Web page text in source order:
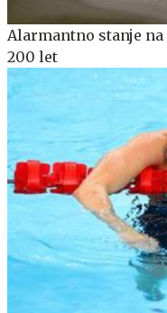
Alarmantno stanje
200 let